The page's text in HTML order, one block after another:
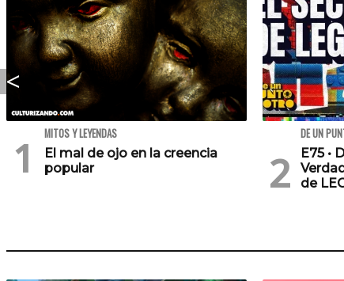
MITOS Y LEYENDAS
El mal de ojo en la creencia
popular
DE UN
E75 •
de